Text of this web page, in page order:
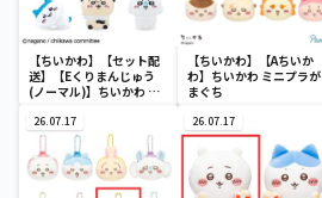
【ちいかわ】【セット配
送】【Eくりまんじゅう
(ノーマル)】ちいかわ イ
４
【ちいかわ】【Aちいか
わ】ちいかわ ミニプラが
まぐち
26.07.17 26.07.17